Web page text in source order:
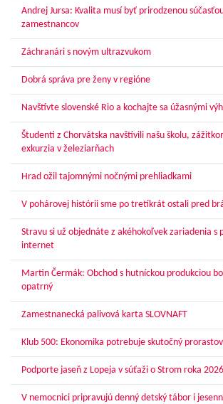
Andrej Jursa: Kvalita musí byť prirodzenou
zamestnancov
Záchranári s novým ultrazvukom
Dobrá správa pre ženy v regióne
Navštívte slovenské Rio a kochajte sa úžasnými
Študenti z Chorvátska navštívili našu školu,
exkurzia v železiarňach
Hrad ožil tajomnými nočnými prehliadkami
V pohárovej histórii sme po tretíkrát ostali pred
Stravu si už objednáte z akéhokoľvek zariadenia s
internet
Martin Čermák: Obchod s hutníckou produkciou
opatrný
Zamestnanecká palivová karta SLOVNAFT
Klub 500: Ekonomika potrebuje skutočný
Podporte jaseň z Lopeja v súťaži o Strom roka 2026
V nemocnici pripravujú denný detský tábor i